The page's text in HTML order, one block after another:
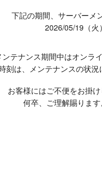
下記の期間、サーバーメ
2026/05/19（火
ンテナンス期間中はオンラ
刻は、メンテナンスの状況
お客様にはご不便をお掛け
何卒、ご理解賜ります